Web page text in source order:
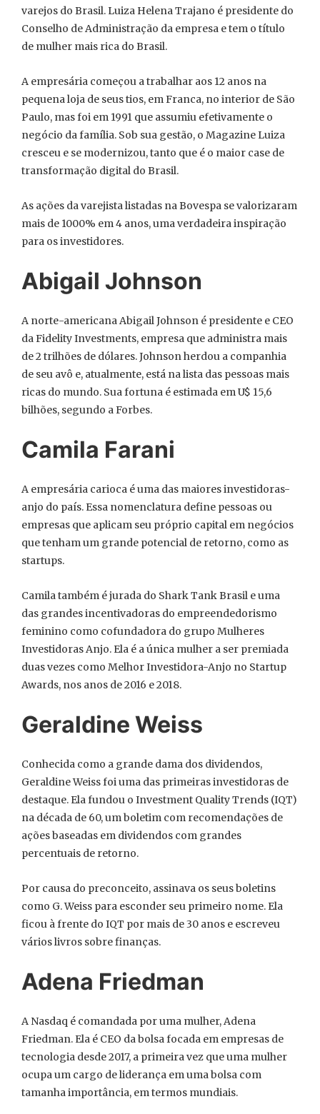
varejos do Brasil. Luiza Helena Trajano é presidente do
Conselho de Administração da empresa e tem o título
de mulher mais rica do Brasil.
A empresária começou a trabalhar aos 12 anos na
pequena loja de seus tios, em Franca, no interior de São
Paulo, mas foi em 1991 que assumiu efetivamente o
negócio da família. Sob sua gestão, o Magazine Luiza
cresceu e se modernizou, tanto que é o maior case de
transformação digital do Brasil.
As ações da varejista listadas na Bovespa se valorizaram
mais de 1000% em 4 anos, uma verdadeira inspiração
para os investidores.
Abigail Johnson
A norte-americana Abigail Johnson é presidente e CEO
da Fidelity Investments, empresa que administra mais
de 2 trilhões de dólares. Johnson herdou a companhia
de seu avô e, atualmente, está na lista das pessoas mais
ricas do mundo. Sua fortuna é estimada em U$ 15,6
bilhões, segundo a Forbes.
Camila Farani
A empresária carioca é uma das maiores investidoras-
anjo do país. Essa nomenclatura define pessoas ou
empresas que aplicam seu próprio capital em negócios
que tenham um grande potencial de retorno, como as
startups.
Camila também é jurada do Shark Tank Brasil e uma
das grandes incentivadoras do empreendedorismo
feminino como cofundadora do grupo Mulheres
Investidoras Anjo. Ela é a única mulher a ser premiada
duas vezes como Melhor Investidora-Anjo no Startup
Awards, nos anos de 2016 e 2018.
Geraldine Weiss
Conhecida como a grande dama dos dividendos,
Geraldine Weiss foi uma das primeiras investidoras de
destaque. Ela fundou o Investment Quality Trends (IQT)
na década de 60, um boletim com recomendações de
ações baseadas em dividendos com grandes
percentuais de retorno.
Por causa do preconceito, assinava os seus boletins
como G. Weiss para esconder seu primeiro nome. Ela
ficou à frente do IQT por mais de 30 anos e escreveu
vários livros sobre finanças.
Adena Friedman
A Nasdaq é comandada por uma mulher, Adena
Friedman. Ela é CEO da bolsa focada em empresas de
tecnologia desde 2017, a primeira vez que uma mulher
ocupa um cargo de liderança em uma bolsa com
tamanha importância, em termos mundiais.